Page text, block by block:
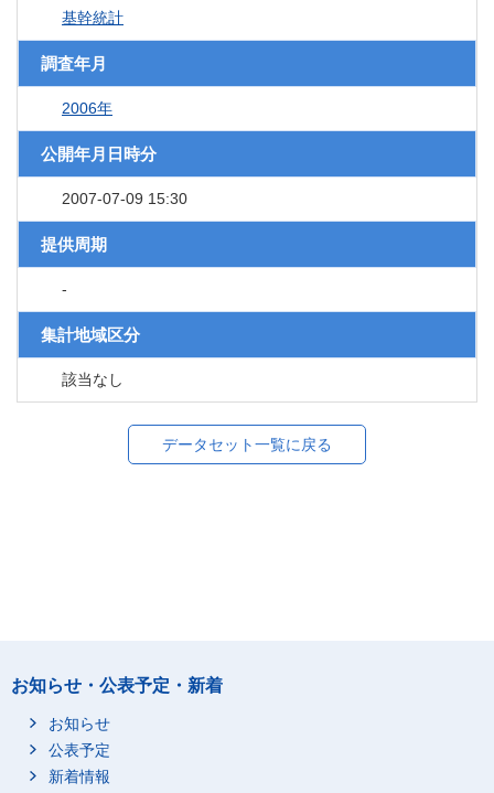
基幹統計
調査年月
2006年
公開年月日時分
2007-07-09 15:30
提供周期
-
集計地域区分
該当なし
データセット一覧に戻る
お知らせ・公表予定・新着
お知らせ
公表予定
新着情報